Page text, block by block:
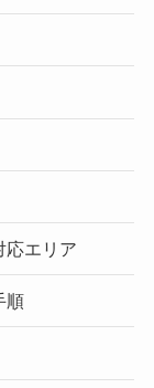
応エリア
順